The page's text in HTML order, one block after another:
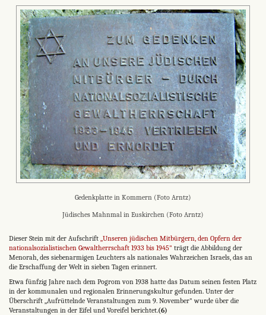
Gedenkplatte in Kommern (Foto Arntz)
Jüdisches Mahnmal in Euskirchen (Foto Arntz)
Dieser Stein mit der Aufschrift „Unseren jüdischen Mitbür­gern, den Opfern der
nationalsozialistischen Gewaltherrschaft 1933 bis 1945" trägt die Abbildung der
Menorah, des siebenarmigen Leuchters als nationales Wahrzeichen Israels, das an
die Erschaffung der Welt in sieben Tagen erinnert.
Etwa fünfzig Jahre nach dem Pogrom von 1938 hatte das Datum seinen festen Platz
in der kommunalen und regionalen Erinnerungskultur gefunden. Unter der
Überschrift „Aufrüttelnde Veranstaltungen zum 9. November" wurde über die
Veranstaltungen in der Eifel und Voreifel berichtet.(6)